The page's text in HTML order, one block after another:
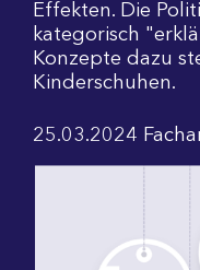
Effekten. Die
kategorisch
Konzepte dazu
Kinderschuhen.
25.03.2024